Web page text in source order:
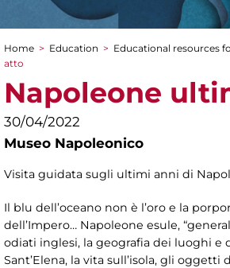
You are here
Home > Education > Educational resources
atto
Napoleone
30/04/2022
Museo Napoleonico
Visita guidata sugli ultimi anni di
Il blu dell’oceano non è l’oro e la
dell’Impero… Napoleone esule,
odiati inglesi, la geografia dei luoghi e
Sant’Elena, la vita sull’isola, gli oggetti